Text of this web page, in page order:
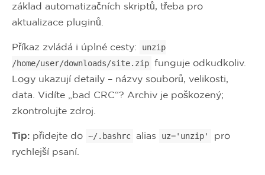
základ automatizačních skriptů, třeba pro
aktualizace pluginů.
Příkaz zvládá i úplné cesty:
unzip
/home/user/downloads/site.zip funguje odkudkoliv.
Logy ukazují detaily – názvy souborů, velikosti,
data. Vidíte „bad CRC“? Archiv je poškozený;
zkontrolujte zdroj.
Tip: přidejte do ~/.bashrc alias uz='unzip'
pro
rychlejší psaní.